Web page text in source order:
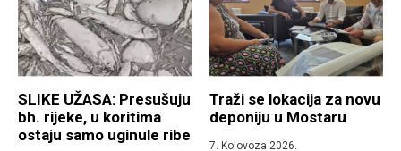
SLIKE UŽASA: Presušuju
bh. rijeke, u koritima
ostaju samo uginule ribe
Traži se lokacija za novu
deponiju u Mostaru
7. Kolovoza 2026.